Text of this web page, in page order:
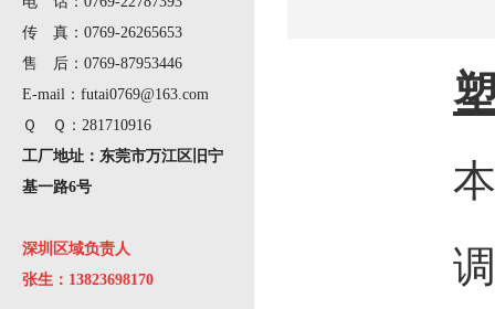
传 真：0769-26265653
售 后：0769-87953446
E-mail：futai0769@163.com
Ｑ Ｑ：281710916
工厂地址：东莞市万江区旧宁
基一路6号
深圳区域负责人
张生：13823698170